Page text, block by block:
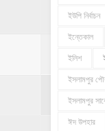
ইউপি নির্বাচন
ইন্তেকাল
ইলিশ
ইসলামপুর
ইসলামপুর
ঈদ উপহার